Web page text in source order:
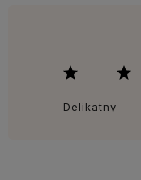
Delikatny